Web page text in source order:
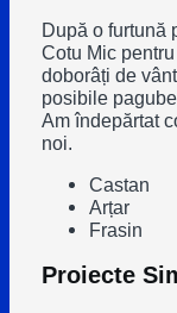
După o furtună
Cotu Mic
doborâți de
posibile
Am îndepărtat
noi.
Castan
Arțar
Frasin
Proiecte